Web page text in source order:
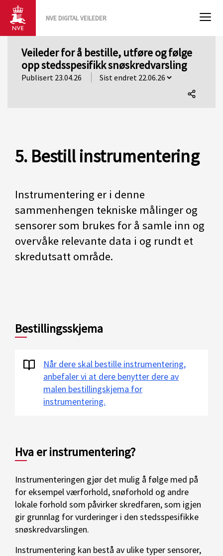
NVE DIGITAL VEILEDER
Veileder for å bestille, utføre og følge
opp stedsspesifikk snøskredvarsling
Publisert 23.04.26
5. Bestill instrumentering
Instrumentering er i denne
sammenhengen tekniske målinger og
sensorer som brukes for å samle inn og
overvåke relevante data i og rundt et
skredutsatt område.
Bestillingsskjema
Når dere skal bestille instrumentering,
anbefaler vi at dere benytter dere av
malen bestillingskjema for
instrumentering.
Hva er instrumentering?
Instrumenteringen gjør det mulig å følge med på
for eksempel værforhold, snøforhold og andre
lokale forhold som påvirker skredfaren, som igjen
gir grunnlag for vurderinger i den stedsspesifikke
snøskredvarslingen.
Instrumentering kan bestå av ulike typer sensorer,